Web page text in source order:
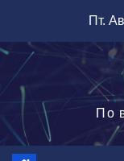
содержимому
Пт.
По